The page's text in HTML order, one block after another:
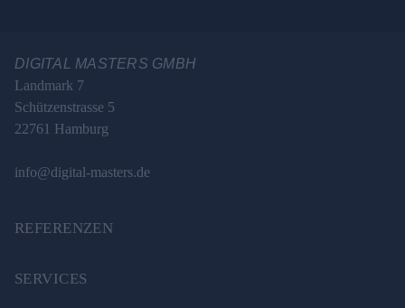
DIGITAL MASTERS GMBH
Landmark 7
Schützenstrasse 5
22761 Hamburg
info@digital-masters.de
REFERENZEN
SERVICES